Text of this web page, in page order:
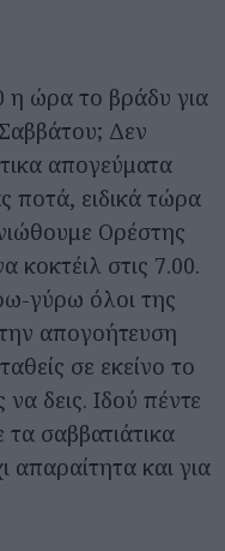
η ώρα το βράδυ για
Δεν
απογεύματα
ποτά, ειδικά τώρα
Ορέστης
στις 7.00.
γύρω όλοι της
απογοήτευση
σε εκείνο το
δεις. Ιδού πέντε
τα σαββατιάτικα
απαραίτητα και για